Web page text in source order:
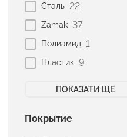
Сталь 22
Zamak 37
Полиамид 1
Пластик 9
ПОКАЗАТИ ЩЕ
Покрытие